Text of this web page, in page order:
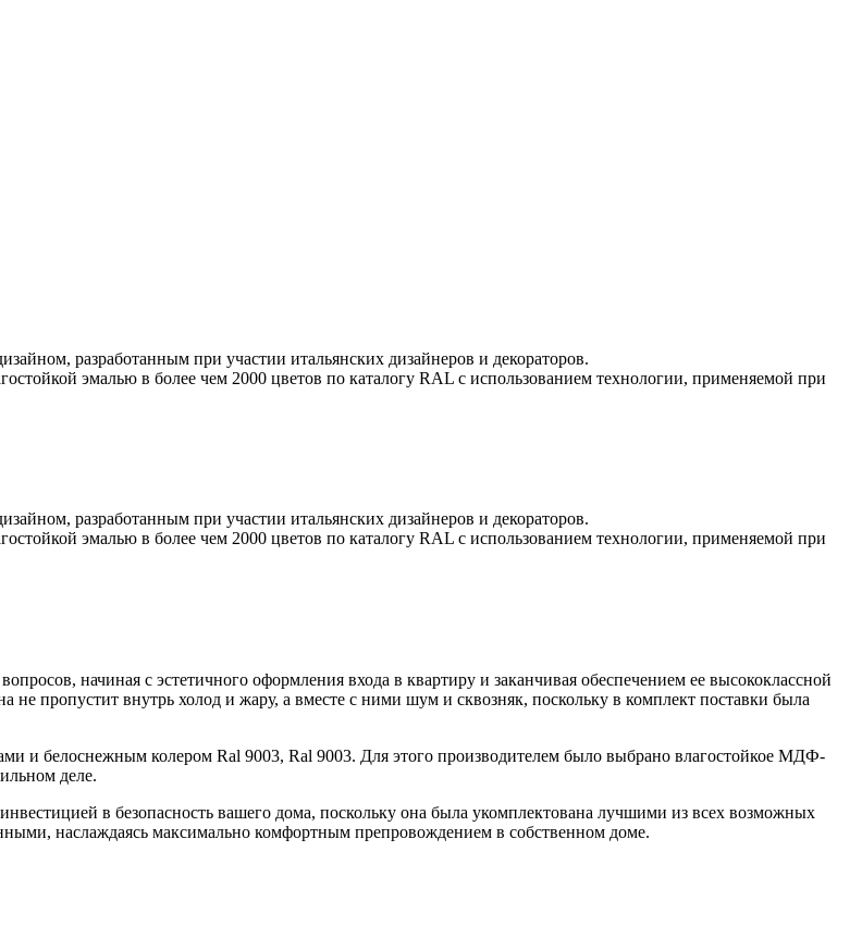
разработанным при участии итальянских дизайнеров и декораторов.
эмалью в более чем 2000 цветов по каталогу RAL с использованием технологии, применяемой при
разработанным при участии итальянских дизайнеров и декораторов.
эмалью в более чем 2000 цветов по каталогу RAL с использованием технологии, применяемой при
начиная с эстетичного оформления входа в квартиру и заканчивая обеспечением ее высококлассной
пропустит внутрь холод и жару, а вместе с ними шум и сквозняк, поскольку в комплект поставки была
и белоснежным колером Ral 9003, Ral 9003. Для этого производителем было выбрано влагостойкое МДФ-
деле.
в безопасность вашего дома, поскольку она была укомплектована лучшими из всех возможных
наслаждаясь максимально комфортным препровождением в собственном доме.